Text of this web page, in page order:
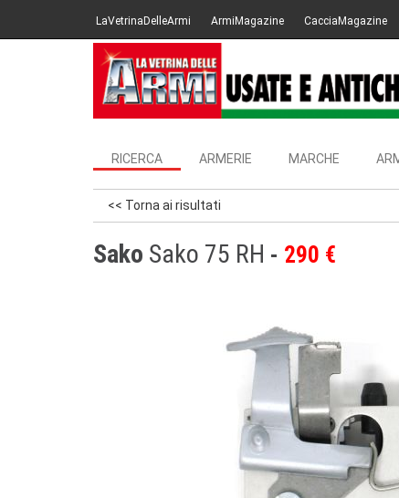
LaVetrinaDelleArmi ArmiMagazine CacciaMagazine
RICERCA ARMERIE MARCHE
<< Torna ai risultati
Sako Sako 75 RH 290 €